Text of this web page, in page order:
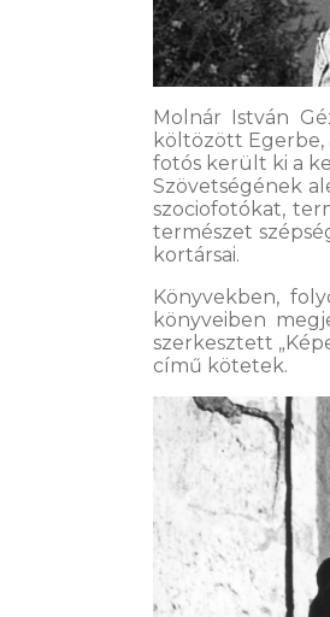
Molnár István
költözött Egerbe,
fotós került ki a
Szövetségének
szociofotókat,
természet
kortársai.
Könyvekben,
könyveiben
szerkesztett
című kötetek.